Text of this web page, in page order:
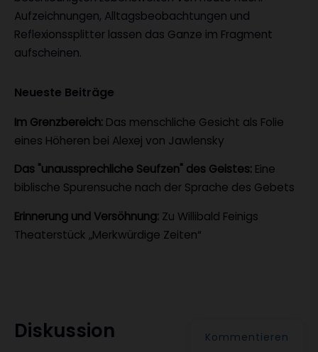
Aufzeichnungen, Alltagsbeobachtungen und
Reflexionssplitter lassen das Ganze im Fragment
aufscheinen.
Neueste Beiträge
Im Grenzbereich: Das menschliche Gesicht als Folie
eines Höheren bei Alexej von Jawlensky
Das "unaussprechliche Seufzen" des Geistes: Eine
biblische Spurensuche nach der Sprache des Gebets
Erinnerung und Versöhnung: Zu Willibald Feinigs
Theaterstück „Merkwürdige Zeiten“
Diskussion Kommentieren